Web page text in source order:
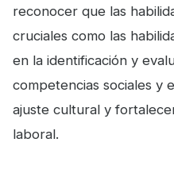
reconocer que las
cruciales como las
en la identificación y
competencias sociales y
ajuste cultural y
laboral.